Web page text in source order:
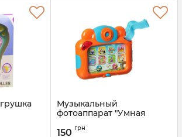
Музыкальный
фотоаппарат "Умная
функций (Оранжевый)
150 грн